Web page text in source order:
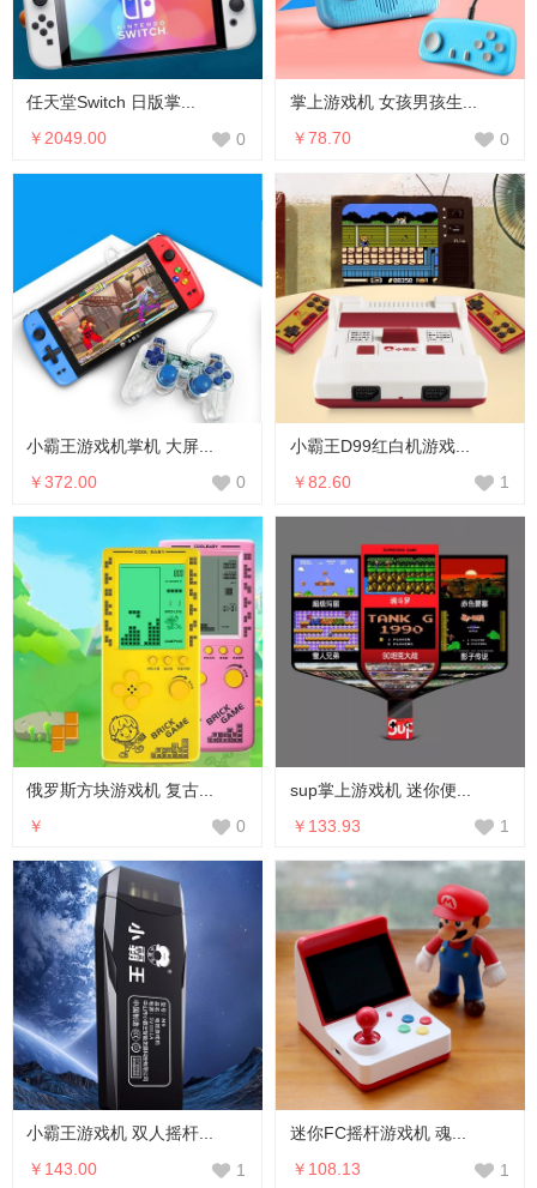
任天堂Switch 日版掌...
￥2049.00
0
掌上游戏机 女孩男孩生...
￥78.70
0
小霸王游戏机掌机 大屏...
￥372.00
0
小霸王D99红白机游戏...
￥82.60
1
俄罗斯方块游戏机 复古...
￥
0
sup掌上游戏机 迷你便...
￥133.93
1
小霸王游戏机 双人摇杆...
￥143.00
1
迷你FC摇杆游戏机 魂...
￥108.13
1